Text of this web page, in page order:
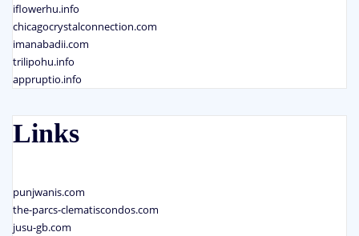
iflowerhu.info
chicagocrystalconnection.com
imanabadii.com
trilipohu.info
appruptio.info
Links
punjwanis.com
the-parcs-clematiscondos.com
jusu-gb.com